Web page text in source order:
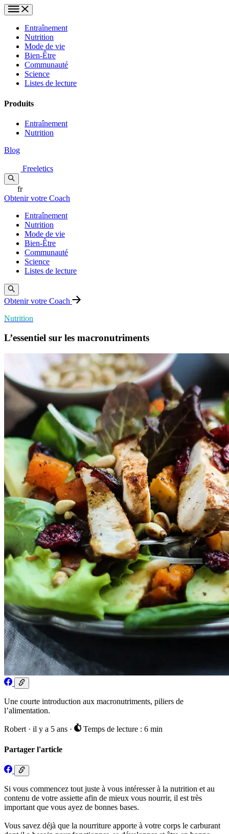
Entraînement
Nutrition
Mode de vie
Bien-Être
Communauté
Science
Listes de lecture
Produits
Entraînement
Nutrition
Blog
Freeletics
fr
Obtenir votre Coach
Entraînement
Nutrition
Mode de vie
Bien-Être
Communauté
Science
Listes de lecture
Obtenir votre Coach
Nutrition
L’essentiel sur les macronutriments
Une courte introduction aux macronutriments, piliers de
l’alimentation.
Robert · il y a 5 ans · Temps de lecture : 6 min
Partager l'article
Si vous commencez tout juste à vous intéresser à la nutrition et au
contenu de votre assiette afin de mieux vous nourrir, il est très
important que vous ayez de bonnes bases.
Vous savez déjà que la nourriture apporte à votre corps le carburant